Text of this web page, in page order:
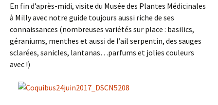
En fin d’après-midi, visite du Musée des Plantes Médicinales
à Milly avec notre guide toujours aussi riche de ses
connaissances (nombreuses variétés sur place : basilics,
géraniums, menthes et aussi de l’ail serpentin, des sauges
sclarées, sanicles, lantanas…parfums et jolies couleurs
avec !)